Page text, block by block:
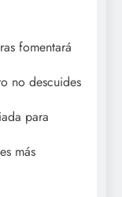
fomentará
no descuides
para
más